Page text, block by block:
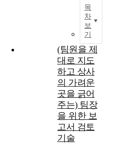
목
차
보
기
(팀원을 제
대로 지도
하고 상사
의 가려운
곳을 긁어
주는) 팀장
을 위한 보
고서 검토
기술